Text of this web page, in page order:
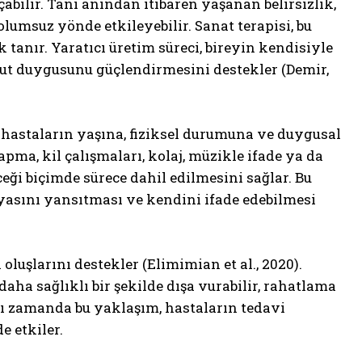
Tanı anından itibaren yaşanan belirsizlik,
yönde etkileyebilir. Sanat terapisi, bu
Yaratıcı üretim süreci, bireyin kendisiyle
duygusunu güçlendirmesini destekler (Demir,
yaşına, fiziksel durumuna ve duygusal
kil çalışmaları, kolaj, müzikle ifade ya da
biçimde sürece dahil edilmesini sağlar. Bu
yansıtması ve kendini ifade edebilmesi
destekler (Elimimian et al., 2020).
sağlıklı bir şekilde dışa vurabilir, rahatlama
bu yaklaşım, hastaların tedavi
etkiler.